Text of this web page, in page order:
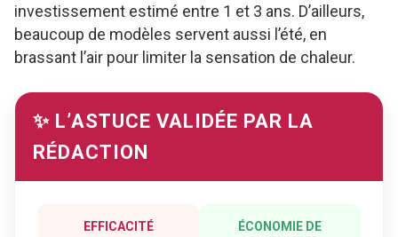
investissement estimé entre 1 et 3 ans. D’ailleurs,
beaucoup de modèles servent aussi l’été, en
brassant l’air pour limiter la sensation de chaleur.
✨ L’ASTUCE VALIDÉE PAR LA
RÉDACTION
EFFICACITÉ
ÉCONOMIE DE